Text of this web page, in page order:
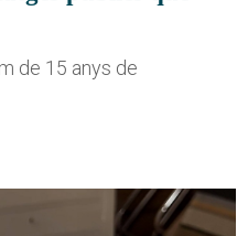
de 15 anys de